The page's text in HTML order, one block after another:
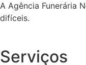
A Agência Funerária
difíceis.
Serviços